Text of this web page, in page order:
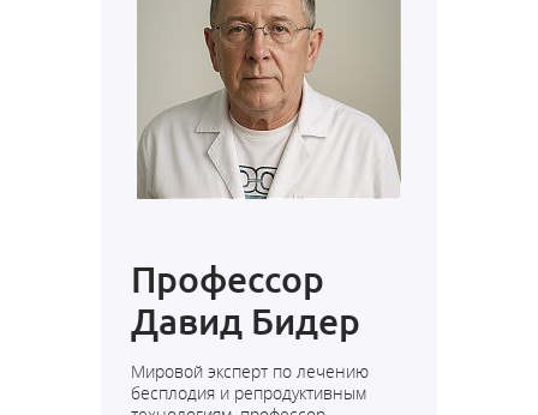
Профессор
Давид Бидер
Мировой эксперт по лечению
бесплодия и репродуктивным